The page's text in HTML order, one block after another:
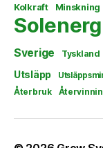
Kolkraft Minskning
Sverige Tyskland
Utsläpp
Återbruk